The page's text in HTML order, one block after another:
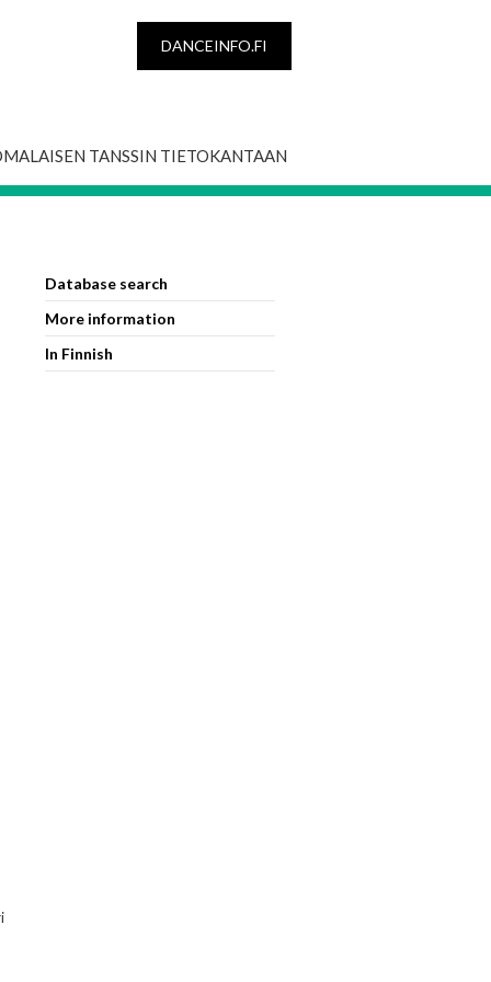
DANCEINFO.FI
TANSSIN TIETOKANTAAN
Database search
More information
In Finnish